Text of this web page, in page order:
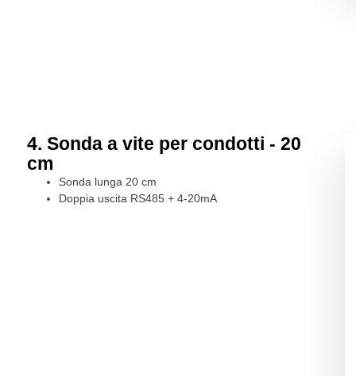
4. Sonda a vite per condotti - 20
cm
Sonda lunga 20 cm
Doppia uscita RS485 + 4-20mA